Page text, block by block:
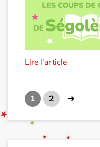
Lire l'article
1 2 ➜